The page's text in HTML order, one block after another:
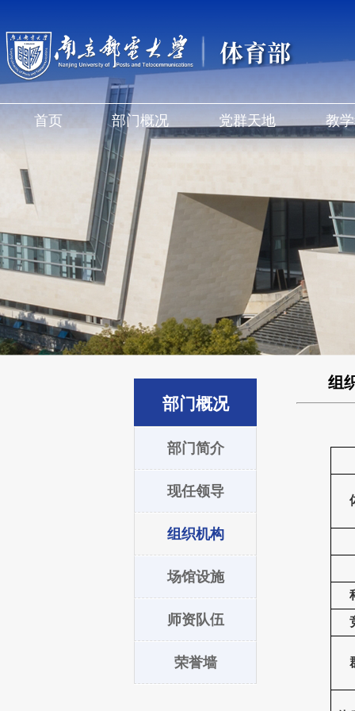
体育部
首页 部门概况 党群天地 教
部门概况
部门简介
现任领导
组织机构
场馆设施
师资队伍
荣誉墙
组